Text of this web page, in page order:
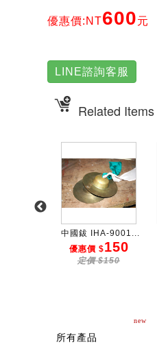
優惠價:NT600元
LINE諮詢客服
Related Items
中國鈸 IHA-9001...
優惠價 $150
定價 $150
new
所有產品